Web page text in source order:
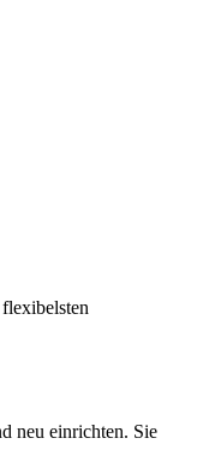
neu einrichten. Sie